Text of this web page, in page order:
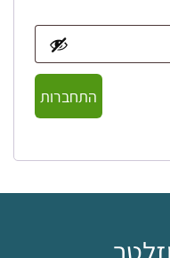
התחברות